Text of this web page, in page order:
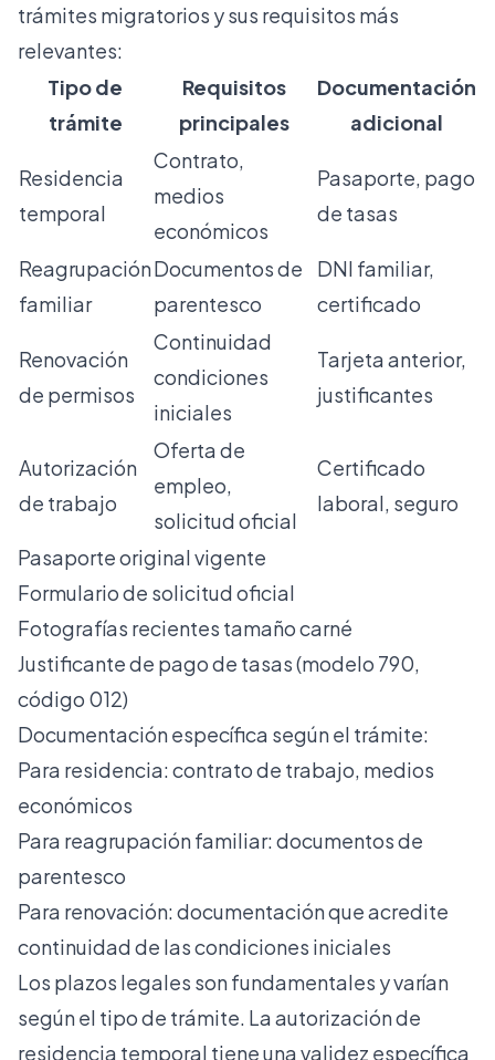
trámites migratorios y sus requisitos más
relevantes:
Tipo de
trámite
Requisitos
principales
Documentación
adicional
Residencia
temporal
Contrato,
medios
económicos
Pasaporte, pago
de tasas
Reagrupación
familiar
Documentos de
parentesco
DNI familiar,
certificado
Renovación
de permisos
Continuidad
condiciones
iniciales
Tarjeta anterior,
justificantes
Autorización
de trabajo
Oferta de
empleo,
solicitud oficial
Certificado
laboral, seguro
Pasaporte original vigente
Formulario de solicitud oficial
Fotografías recientes tamaño carné
Justificante de pago de tasas (modelo 790,
código 012)
Documentación específica según el trámite:
Para residencia: contrato de trabajo, medios
económicos
Para reagrupación familiar: documentos de
parentesco
Para renovación: documentación que acredite
continuidad de las condiciones iniciales
Los plazos legales son fundamentales y varían
según el tipo de trámite. La autorización de
residencia temporal tiene una validez específica